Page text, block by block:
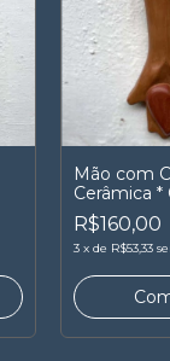
Mão com
Cerâmica *
Santo
R$160,00
3 xde R$53,33